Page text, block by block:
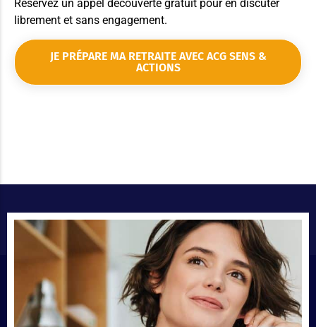
Réservez un appel découverte gratuit pour en discuter
librement et sans engagement.
JE PRÉPARE MA RETRAITE AVEC ACG SENS &
ACTIONS